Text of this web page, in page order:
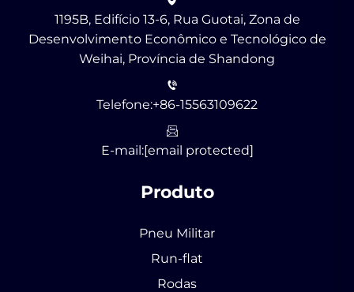
1195B, Edifício 13-6, Rua Guotai, Zona de
Desenvolvimento Econômico e Tecnológico de
Weihai, Província de Shandong
Telefone:+86-15563109622
E-mail:[email protected]
Produto
Pneu Militar
Run-flat
Rodas